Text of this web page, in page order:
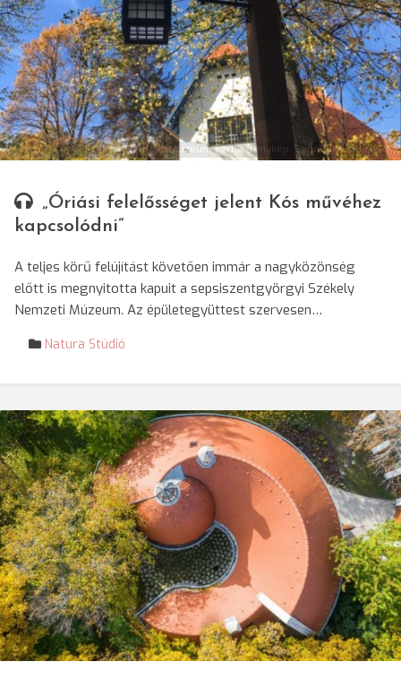
© Székely Nemzeti Múzeum kertje (fénykép: Benedek Csilla/SRR)
„Óriási felelősséget jelent Kós művéhez
kapcsolódni”
A teljes körű felújítást követően immár a nagyközönség
előtt is megnyitotta kapuit a sepsiszentgyörgyi Székely
Nemzeti Múzeum. Az épületegyüttest szervesen…
Natura Stúdió
© Makovecz Imre Alapítvány